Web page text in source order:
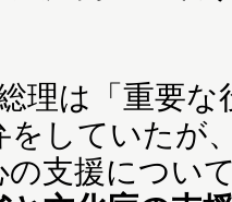
理は「重要な
をしていたが
支援につい